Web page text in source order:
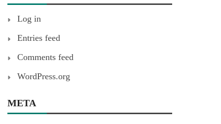
Log in
Entries feed
Comments feed
WordPress.org
META